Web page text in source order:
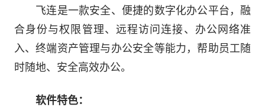
飞连是一款安全、便捷的数字化办公平台，融
合身份与权限管理、远程访问连接、办公网络准
入、终端资产管理与办公安全等能力，帮助员工随
时随地、安全高效办公。
软件特色：